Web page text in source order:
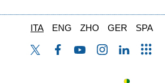
ITA ENG ZHO GER SPA